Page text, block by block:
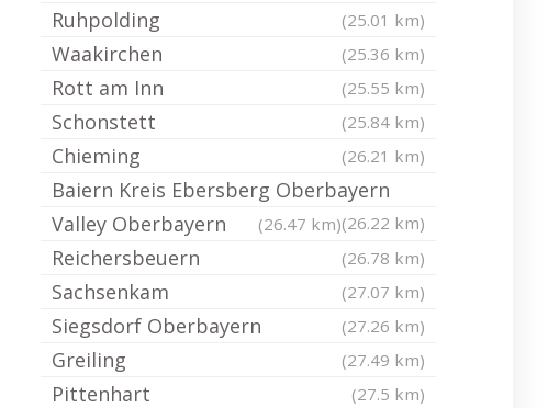
Ruhpolding (25.01 km)
Waakirchen (25.36 km)
Rott am Inn (25.55 km)
Schonstett (25.84 km)
Chieming (26.21 km)
Baiern Kreis Ebersberg Oberbayern
(26.22 km)
Valley Oberbayern (26.47 km)
Reichersbeuern (26.78 km)
Sachsenkam (27.07 km)
Siegsdorf Oberbayern (27.26 km)
Greiling (27.49 km)
Pittenhart (27.5 km)